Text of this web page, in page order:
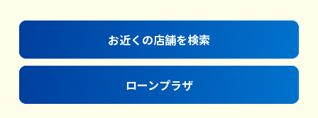
お近くの店舗を検索
ローンプラザ